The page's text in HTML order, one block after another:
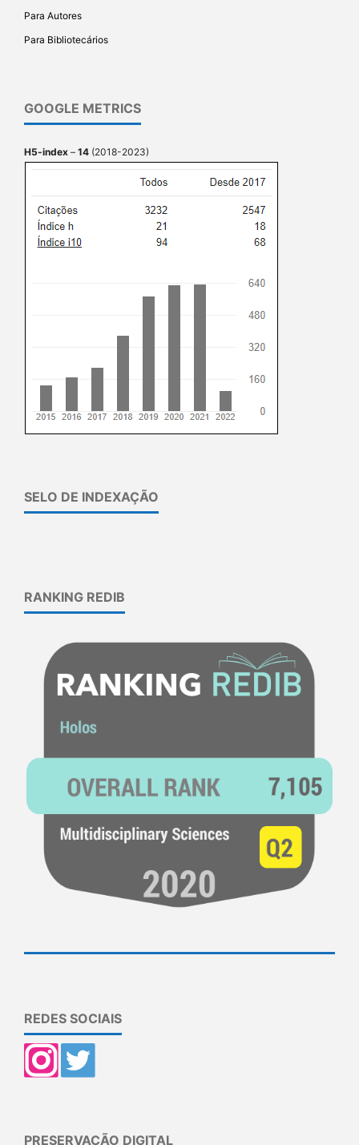
Para Autores
Para Bibliotecários
GOOGLE METRICS
H5-index – 14 (2018-2023)
SELO DE INDEXAÇÃO
RANKING REDIB
REDES SOCIAIS
PRESERVAÇÃO DIGITAL